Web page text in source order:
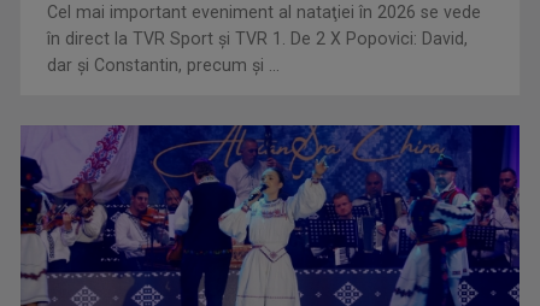
timpul în loc” ...
Cel mai important eveniment al nataţiei în 2026 se vede
în direct la TVR Sport şi TVR 1. De 2 X Popovici: David,
dar şi Constantin, precum şi ...